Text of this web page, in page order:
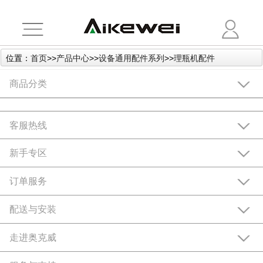
位置： 首页>>产品中心>>设备通用配件系列>>理瓶机配件
商品分类
客服热线
新手专区
订单服务
配送与安装
走进奥克威